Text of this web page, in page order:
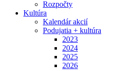
Rozpočty
Kultúra
Kalendár akcií
Podujatia + kultúra
2023
2024
2025
2026